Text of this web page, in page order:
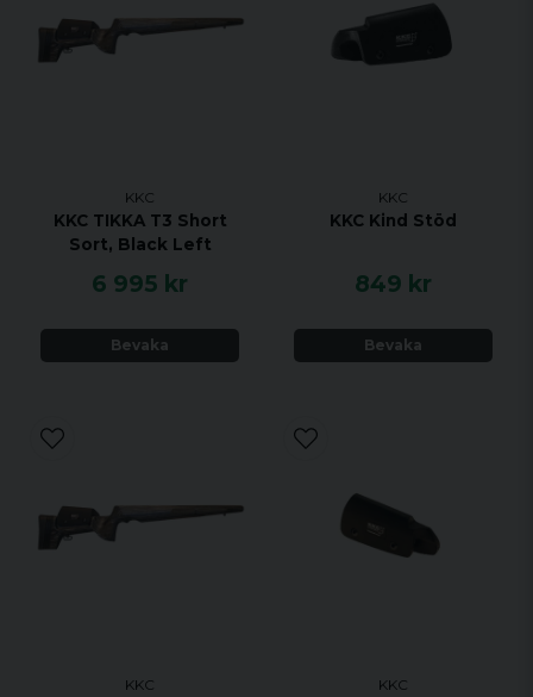
KKC
KKC TIKKA T3 Short
Sort, Black Left
6 995 kr
Bevaka
KKC
KKC Kind Stöd
849 kr
Bevaka
KKC KKC